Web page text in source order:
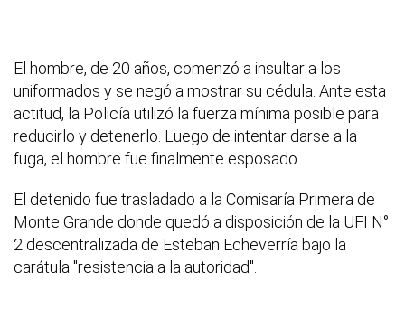
El hombre, de 20 años, comenzó a insultar a los
uniformados y se negó a mostrar su cédula. Ante esta
actitud, la Policía utilizó la fuerza mínima posible para
reducirlo y detenerlo. Luego de intentar darse a la
fuga, el hombre fue finalmente esposado.
El detenido fue trasladado a la Comisaría Primera de
Monte Grande donde quedó a disposición de la UFI N°
2 descentralizada de Esteban Echeverría bajo la
carátula "resistencia a la autoridad".